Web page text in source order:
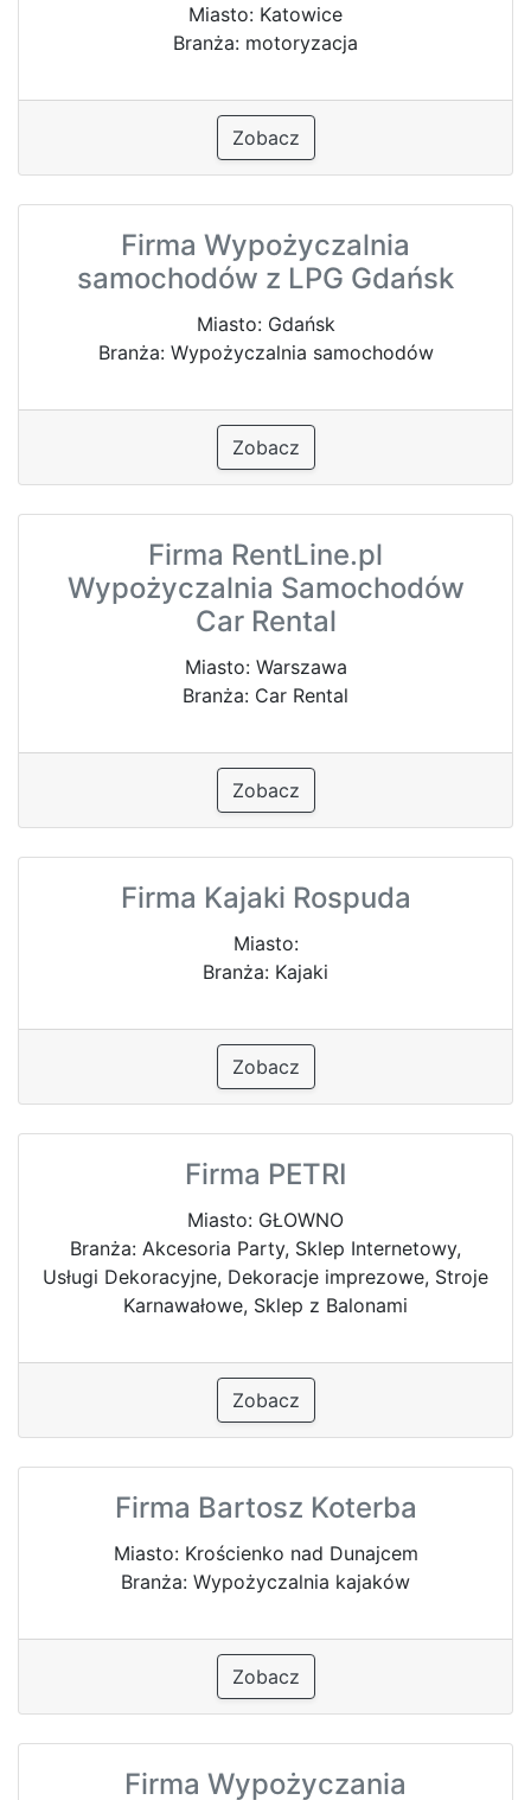
Miasto: Katowice
Branża: motoryzacja
Zobacz
Firma Wypożyczalnia
samochodów z LPG Gdańsk
Miasto: Gdańsk
Branża: Wypożyczalnia samochodów
Zobacz
Firma RentLine.pl
Wypożyczalnia Samochodów
Car Rental
Miasto: Warszawa
Branża: Car Rental
Zobacz
Firma Kajaki Rospuda
Miasto:
Branża: Kajaki
Zobacz
Firma PETRI
Miasto: GŁOWNO
Branża: Akcesoria Party, Sklep Internetowy,
Usługi Dekoracyjne, Dekoracje imprezowe, Stroje
Karnawałowe, Sklep z Balonami
Zobacz
Firma Bartosz Koterba
Miasto: Krościenko nad Dunajcem
Branża: Wypożyczalnia kajaków
Zobacz
Firma Wypożyczania